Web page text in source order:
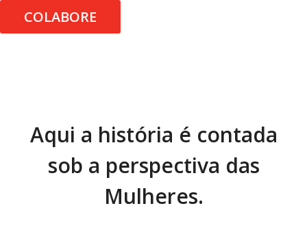
COLABORE
Aqui a história é contada
sob a perspectiva das
Mulheres.